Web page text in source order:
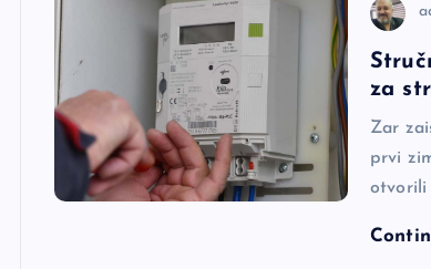
za
Zar
prvi
otvorili